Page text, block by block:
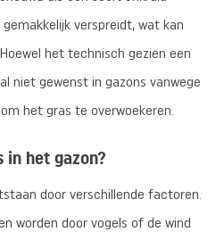
verspreidt, wat kan
het technisch gezien een
niet gewenst in gazons vanwege
het gras te overwoekeren.
in het gazon?
door verschillende factoren.
worden door vogels of de wind